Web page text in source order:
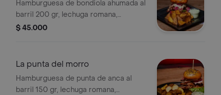
Hamburguesa de bondiola ahumada al
barril 200 gr, lechuga romana,
cebollas encurtidas y tomate verde,
$ 45.000
La punta del morro
Hamburguesa de punta de anca al
barril 150 gr, lechuga romana,